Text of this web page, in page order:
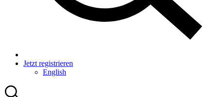
Jetzt registrieren
English